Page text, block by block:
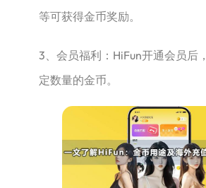
等可获得金币奖励。
3、会员福利：HiFun开通会员后
定数量的金币。